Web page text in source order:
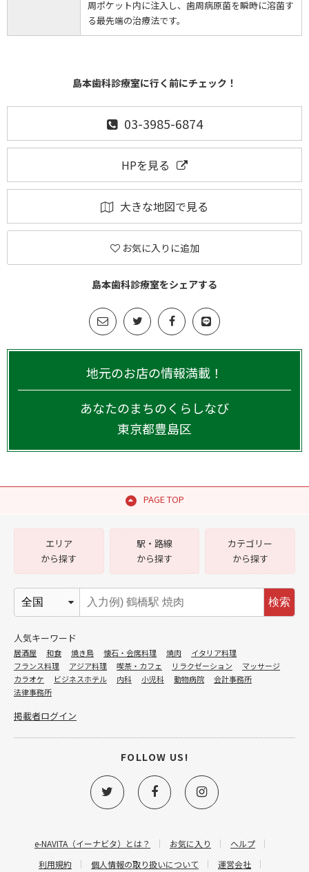
周ポケット内に注入し、歯周病原菌を瞬時に溶菌す
る最先端の治療法です。
島本歯科診療室に行く前にチェック！
03-3985-6874
HPを見る
大きな地図で見る
お気に入りに追加
島本歯科診療室をシェアする
地元のお店の情報満載！
あなたのまちのくらしなび
東京都豊島区
PAGE TOP
e-NAVITA（イーナビタ）とは？ お気に入り
ヘルプ
利用規約
個人情報の取り扱いについて 運営会社
エリア
から探す
駅・路線
から探す
カテゴリー
から探す
検索
人気キーワード
居酒屋 和食 焼き鳥 懐石・会席料理 焼肉
イタリア料理
フランス料理
アジア料理 喫茶・カフェ リラクゼーション
マッサージ
カラオケ
ビジネスホテル 内科 小児科 動物病院
会計事務所
法律事務所
掲載者ログイン
FOLLOW US!